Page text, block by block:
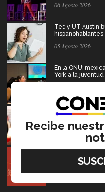
06 Agosto 2026
Tec y UT Austin
hispanohablantes
05 Agosto 2026
En la ONU:
York a la juventud
El escritor que
contada
05 Agosto 2026
Entre miles:
Mundus LIVE
Recibe